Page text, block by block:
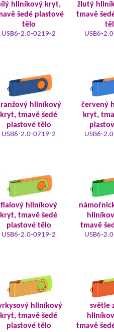
hliníkový kryt,
šedé plastové
tělo
USB6-2.0-0219-2
žlutý
tmavě
USB6-
hliníkový
kryt, tmavě šedé
plastové tělo
USB6-2.0-0719-2
červený
kryt,
USB6-
fialový hliníkový
kryt, tmavě šedé
plastové tělo
USB6-2.0-0919-2
tmavě
USB6-
hliníkový
kryt, tmavě šedé
plastové tělo
světle
tmavě